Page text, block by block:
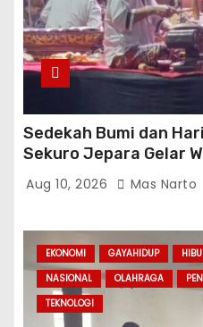
Sedekah Bumi dan
Sekuro Jepara Gelar
“Wahyu Ponco Sejati”
Aug 10, 2026 Mas Narto
EKONOMI GAYAHIDUP
NASIONAL
OLAHRAGA
TEKNOLOGI